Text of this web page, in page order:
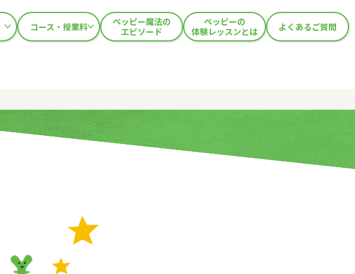
コース・授業料
ペッピー魔法の
エピソード
ペッピーの
体験レッスンとは
よくあるご質問